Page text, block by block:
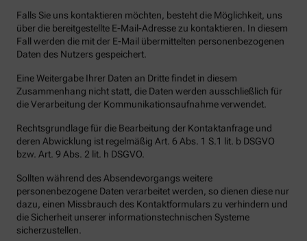
Falls Sie uns kontaktieren möchten, besteht die Möglichkeit, uns
über die bereitgestellte E-Mail-Adresse zu kontaktieren. In diesem
Fall werden die mit der E-Mail übermittelten personenbezogenen
Daten des Nutzers gespeichert.
Eine Weitergabe Ihrer Daten an Dritte findet in diesem
Zusammenhang nicht statt, die Daten werden ausschließlich für
die Verarbeitung der Kommunikationsaufnahme verwendet.
Rechtsgrundlage für die Bearbeitung der Kontaktanfrage und
deren Abwicklung ist regelmäßig Art. 6 Abs. 1 S.1 lit. b DSGVO
bzw. Art. 9 Abs. 2 lit. h DSGVO.
Sollten während des Absendevorgangs weitere
personenbezogene Daten verarbeitet werden, so dienen diese nur
dazu, einen Missbrauch des Kontaktformulars zu verhindern und
die Sicherheit unserer informationstechnischen Systeme
sicherzustellen.